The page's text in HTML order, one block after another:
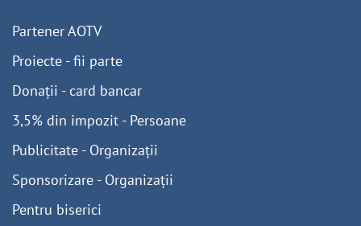
Partener AOTV
Proiecte - fii parte
Donații - card bancar
3,5% din impozit - Persoane
Publicitate - Organizații
Sponsorizare - Organizații
Pentru biserici